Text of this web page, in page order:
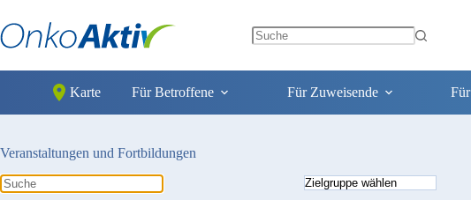
Inhalt
springen
results
Karte Für Betroffene Für Zuweisende
Veranstaltungen und Fortbildungen